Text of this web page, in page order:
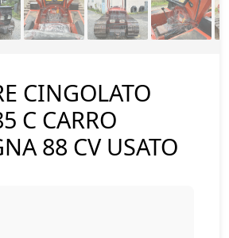
CINGOLATO
C CARRO
88 CV USATO